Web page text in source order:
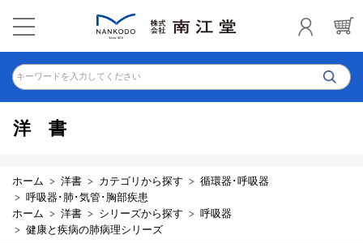
キーワードを入力してください
洋書
ホーム 洋書 カテゴリから探す
循環器･呼吸器
呼吸器･肺･気管･胸部疾患
ホーム
洋書 シリーズから探す
呼吸器
健康と疾病の肺病理シリーズ